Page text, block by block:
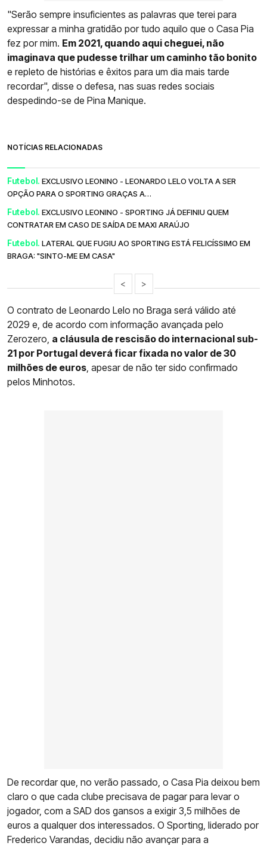
"Serão sempre insuficientes as palavras que terei para
expressar a minha gratidão por tudo aquilo que o Casa Pia
fez por mim. Em 2021, quando aqui cheguei, não
imaginava que pudesse trilhar um caminho tão bonito
e repleto de histórias e êxitos para um dia mais tarde
recordar", disse o defesa, nas suas redes sociais
despedindo-se de Pina Manique.
NOTÍCIAS RELACIONADAS
Futebol. EXCLUSIVO LEONINO - LEONARDO LELO VOLTA A SER
OPÇÃO PARA O SPORTING GRAÇAS A…
Futebol. EXCLUSIVO LEONINO - SPORTING JÁ DEFINIU QUEM
CONTRATAR EM CASO DE SAÍDA DE MAXI ARAÚJO
Futebol. LATERAL QUE FUGIU AO SPORTING ESTÁ FELICÍSSIMO EM
BRAGA: "SINTO-ME EM CASA"
< >
O contrato de Leonardo Lelo no Braga será válido até
2029 e, de acordo com informação avançada pelo
Zerozero, a cláusula de rescisão do internacional sub-
21 por Portugal deverá ficar fixada no valor de 30
milhões de euros, apesar de não ter sido confirmado
pelos Minhotos.
De recordar que, no verão passado, o Casa Pia deixou bem
claro o que cada clube precisava de pagar para levar o
jogador, com a SAD dos gansos a exigir 3,5 milhões de
euros a qualquer dos interessados. O Sporting, liderado por
Frederico Varandas, decidiu não avançar para a